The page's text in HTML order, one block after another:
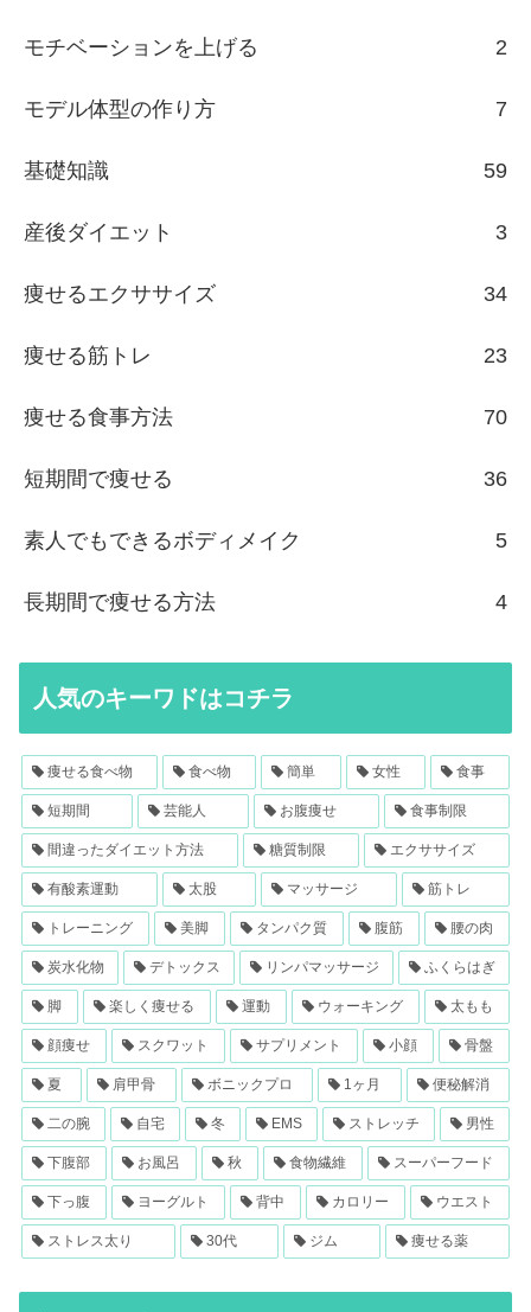
モチベーションを上げる 2
モデル体型の作り方 7
基礎知識 59
産後ダイエット 3
痩せるエクササイズ 34
痩せる筋トレ 23
痩せる食事方法 70
短期間で痩せる 36
素人でもできるボディメイク 5
長期間で痩せる方法 4
人気のキーワドはコチラ
痩せる食べ物 食べ物 簡単 女性 食事
短期間 芸能人 お腹痩せ 食事制限
間違ったダイエット方法 糖質制限 エクササイズ
有酸素運動 太股 マッサージ 筋トレ
トレーニング 美脚 タンパク質 腹筋 腰の肉
炭水化物 デトックス リンパマッサージ ふくらはぎ
脚 楽しく痩せる 運動 ウォーキング 太もも
顔痩せ スクワット サプリメント 小顔 骨盤
夏 肩甲骨 ボニックプロ 1ヶ月 便秘解消
二の腕 自宅 冬 EMS ストレッチ 男性
下腹部 お風呂 秋 食物繊維 スーパーフード
下っ腹 ヨーグルト 背中 カロリー ウエスト
ストレス太り 30代 ジム 痩せる薬